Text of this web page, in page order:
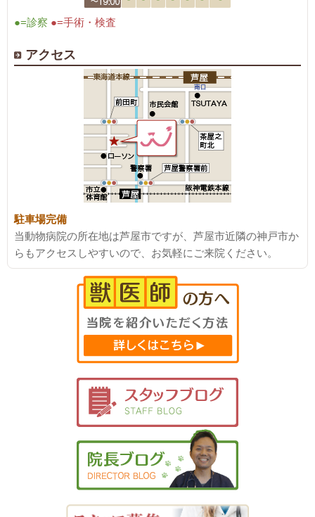
●=診察 ●=手術・検査
アクセス
駐車場完備
当動物病院の所在地は芦屋市ですが、芦屋市近隣の神戸市か
らもアクセスしやすいので、お気軽にご来院ください。